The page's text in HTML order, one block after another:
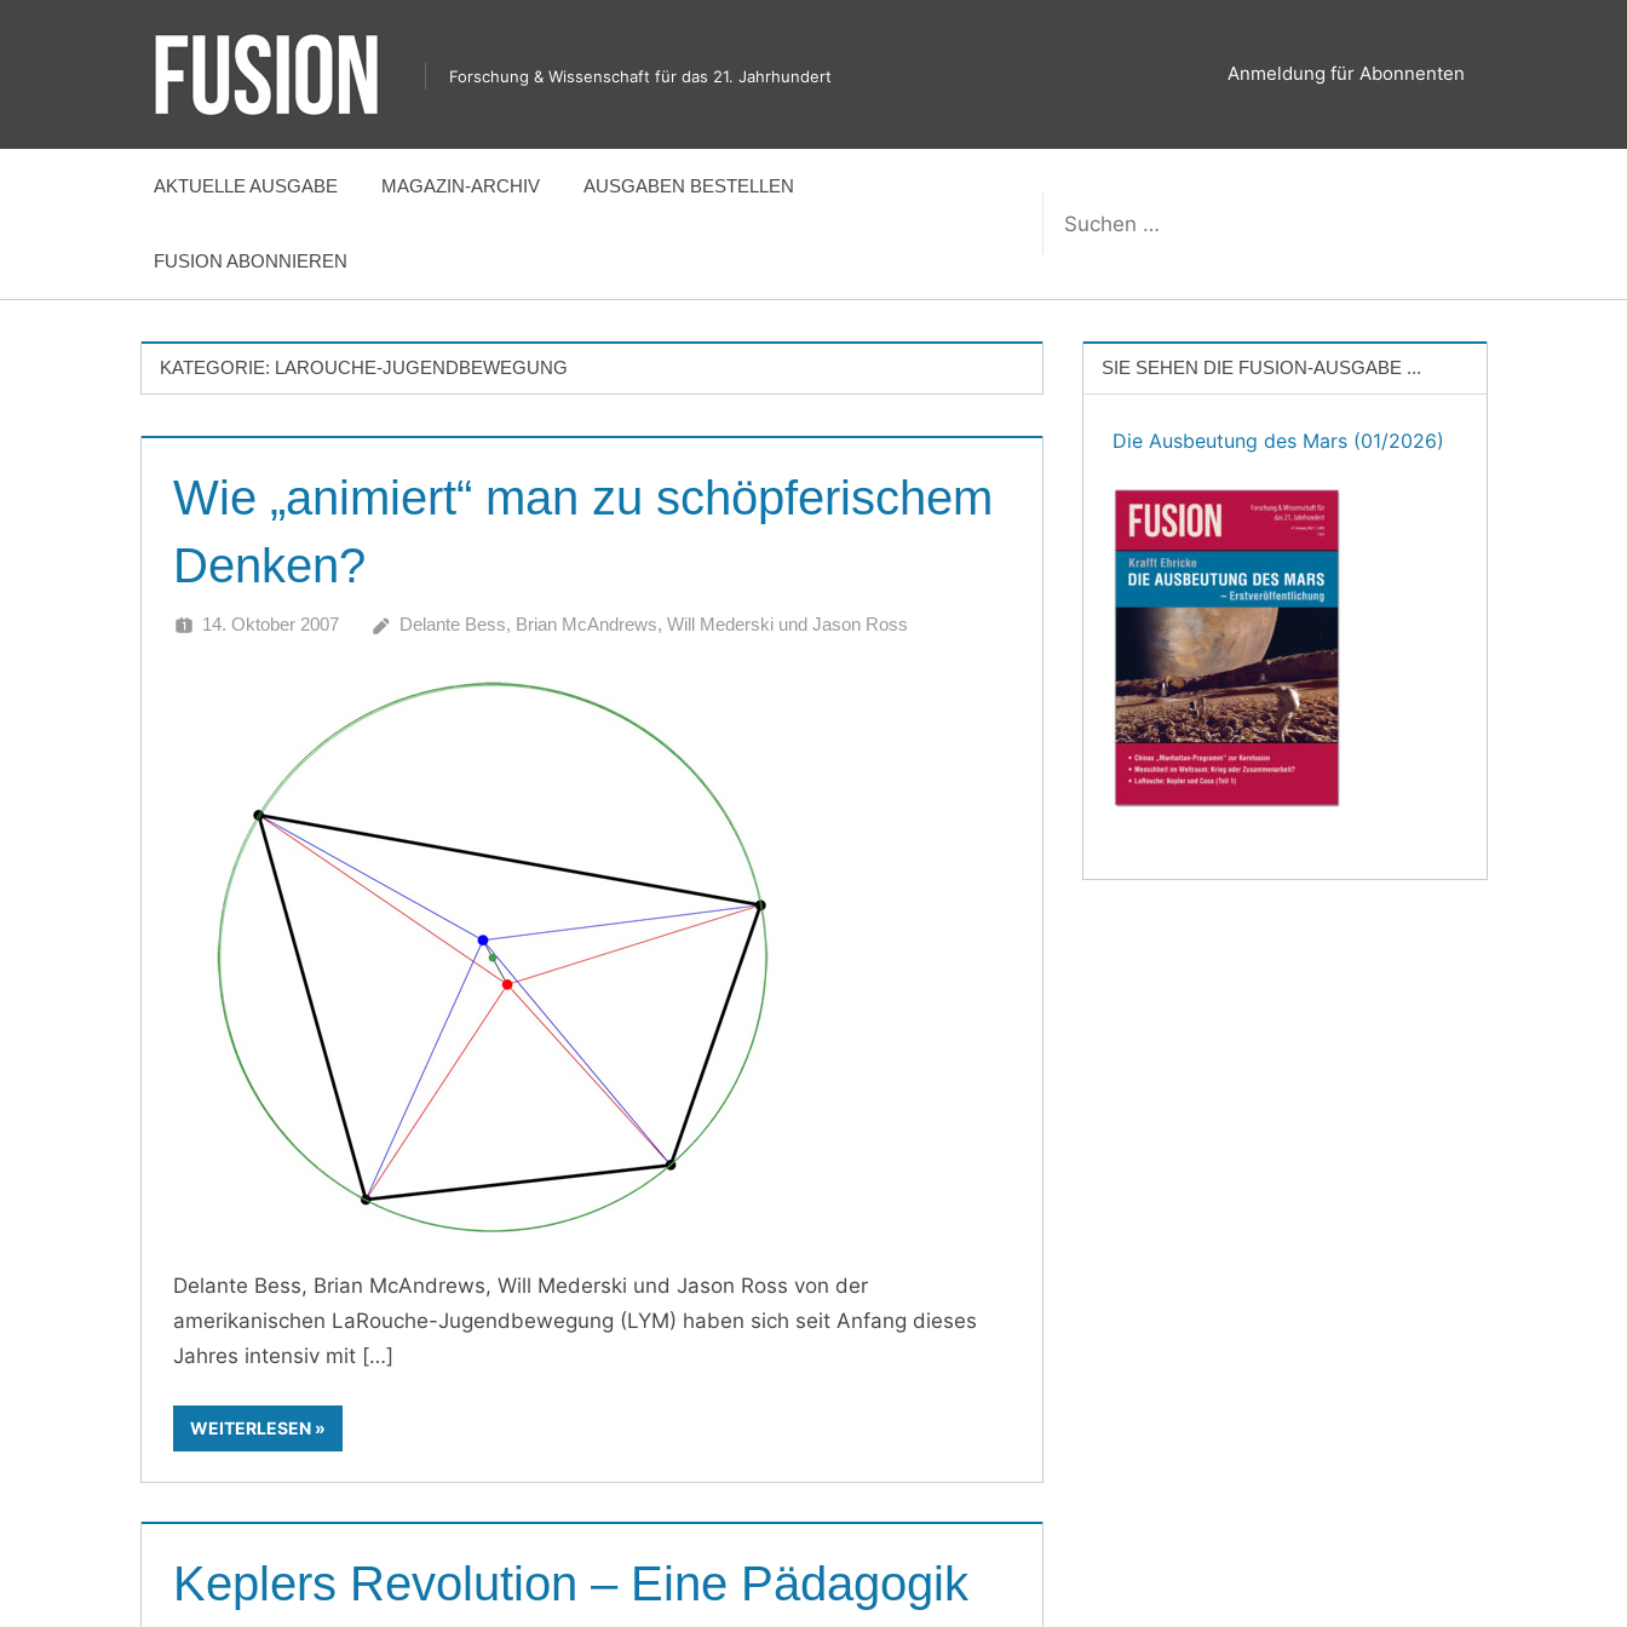
FUSION
Forschung & Wissenschaft für das 21. Jahrhundert Anmeldung für Abonnenten
AKTUELLE AUSGABE MAGAZIN-ARCHIV AUSGABEN BESTELLEN
FUSION ABONNIEREN
KATEGORIE: LAROUCHE-JUGENDBEWEGUNG
Wie „animiert“ man zu schöpferischem
Denken?
14. Oktober 2007 Delante Bess, Brian McAndrews, Will Mederski und Jason Ross
Delante Bess, Brian McAndrews, Will Mederski und Jason Ross von der
amerikanischen LaRouche-Jugendbewegung (LYM) haben sich seit Anfang dieses
Jahres intensiv mit
WEITERLESEN
Keplers Revolution – Eine Pädagogik
SIE SEHEN DIE FUSION-AUSGABE ...
Die Ausbeutung des Mars (01/2026)